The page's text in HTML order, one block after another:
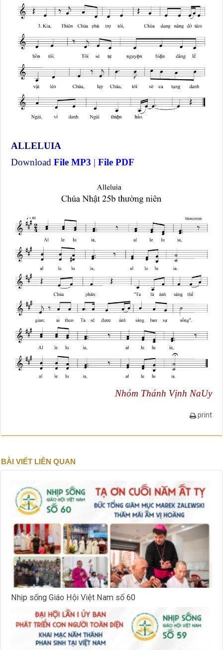
ALLELUIA
DownloadFile MP3 | File PDF
Nhóm Thánh Vịnh NaUy
print
BÀI VIẾT LIÊN QUAN
Nhịp sống Giáo Hội Việt Nam số 60